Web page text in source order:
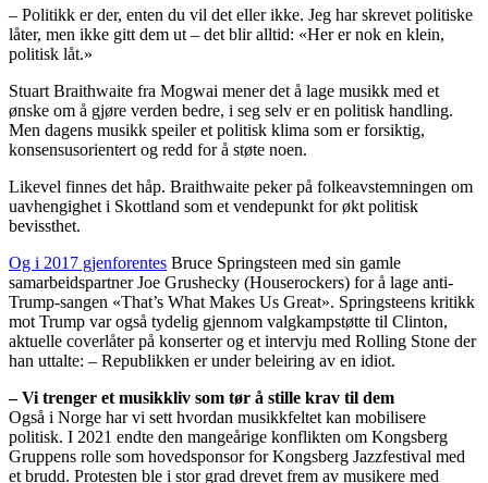
– Politikk er der, enten du vil det eller ikke. Jeg har skrevet politiske
låter, men ikke gitt dem ut – det blir alltid: «Her er nok en klein,
politisk låt.»
Stuart Braithwaite fra Mogwai mener det å lage musikk med et
ønske om å gjøre verden bedre, i seg selv er en politisk handling.
Men dagens musikk speiler et politisk klima som er forsiktig,
konsensusorientert og redd for å støte noen.
Likevel finnes det håp. Braithwaite peker på folkeavstemningen om
uavhengighet i Skottland som et vendepunkt for økt politisk
bevissthet.
Og i 2017 gjenforentes Bruce Springsteen med sin gamle
samarbeidspartner Joe Grushecky (Houserockers) for å lage anti-
Trump-sangen «That’s What Makes Us Great». Springsteens kritikk
mot Trump var også tydelig gjennom valgkampstøtte til Clinton,
aktuelle coverlåter på konserter og et intervju med Rolling Stone der
han uttalte: – Republikken er under beleiring av en idiot.
– Vi trenger et musikkliv som tør å stille krav til dem
Også i Norge har vi sett hvordan musikkfeltet kan mobilisere
politisk. I 2021 endte den mangeårige konflikten om Kongsberg
Gruppens rolle som hovedsponsor for Kongsberg Jazzfestival med
et brudd. Protesten ble i stor grad drevet frem av musikere med